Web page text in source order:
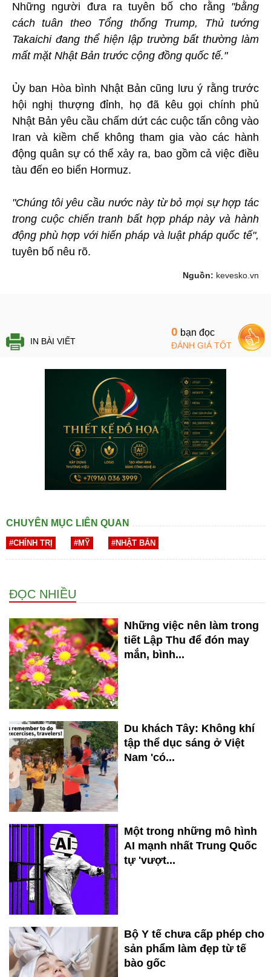
Những người đưa ra tuyên bố cho rằng "bằng
cách tuân theo Tổng thống Trump, Thủ tướng
Takaichi đang thể hiện lập trường bất thường làm
mất mặt Nhật Bản trước cộng đồng quốc tế."
Ủy ban Hòa bình Nhật Bản cũng lưu ý rằng trước
hội nghị thượng đỉnh, họ đã kêu gọi chính phủ
Nhật Bản yêu cầu chấm dứt các cuộc tấn công vào
Iran và kiềm chế không tham gia vào các hành
động quân sự có thể xảy ra, bao gồm cả việc điều
tàu đến eo biển Hormuz.
"Chúng tôi yêu cầu nước này từ bỏ mọi sự hợp tác
trong cuộc chiến tranh bất hợp pháp này và hành
động phù hợp với hiến pháp và luật pháp quốc tế",
tuyên bố nêu rõ.
Nguồn: kevesko.vn
IN BÀI VIẾT
0 bạn đọc
ĐÁNH GIÁ TỐT
CHUYÊN MỤC LIÊN QUAN
#CHÍNH TRỊ #MỸ #NHẬT BẢN
ĐỌC NHIỀU
Những việc nên làm trong
tiết Lập Thu để đón may
mắn, bình...
Du khách Tây: Không khí
tập thể dục sáng ở Việt
Nam 'có...
Một trong những mô hình
AI mạnh nhất Trung Quốc
tự 'vượt...
Bộ Y tế chưa cấp phép cho
sản phẩm làm đẹp từ tế
bào gốc